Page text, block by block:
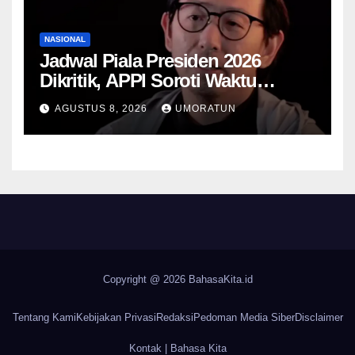
NASIONAL
Jadwal Piala Presiden 2026
Dikritik, APPI Soroti Waktu
Pemulihan Pemain Hanya Satu
Hari
AGUSTUS 8, 2026 UMORATUN
Copyright @ 2026 BahasaKita.id
Tentang Kami Kebijakan Privasi Redaksi Pedoman Media SiberDisclaimer
Kontak | Bahasa Kita